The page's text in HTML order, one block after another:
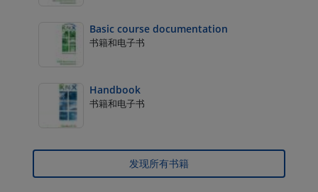
Basic course documentation
书籍和电子书
Handbook
书籍和电子书
发现所有书籍